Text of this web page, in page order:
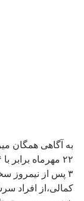
به آگاهی همگان
۳ پس از نیمروز
کمالی،از افراد